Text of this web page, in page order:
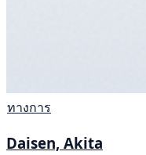
ทางการ
Daisen, Akita